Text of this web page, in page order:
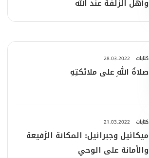
وأهل الزّلفة عند الله
كتابات 28.03.2022
صلاةُ اللهِ على ملائكتِهِ
كتابات 21.03.2022
ميكائيل وجبرائيل: المكانة الرَّفيعة
والأمانة على الوحي